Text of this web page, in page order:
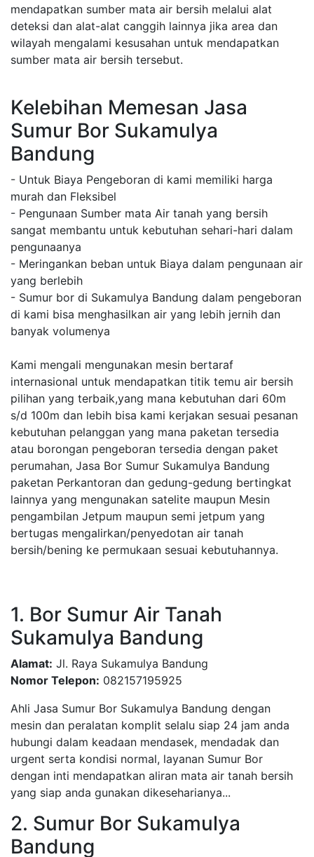
mendapatkan sumber mata air bersih melalui alat
deteksi dan alat-alat canggih lainnya jika area dan
wilayah mengalami kesusahan untuk mendapatkan
sumber mata air bersih tersebut.
Kelebihan Memesan Jasa
Sumur Bor Sukamulya
Bandung
- Untuk Biaya Pengeboran di kami memiliki harga
murah dan Fleksibel
- Pengunaan Sumber mata Air tanah yang bersih
sangat membantu untuk kebutuhan sehari-hari dalam
pengunaanya
- Meringankan beban untuk Biaya dalam pengunaan air
yang berlebih
- Sumur bor di Sukamulya Bandung dalam pengeboran
di kami bisa menghasilkan air yang lebih jernih dan
banyak volumenya
Kami mengali mengunakan mesin bertaraf
internasional untuk mendapatkan titik temu air bersih
pilihan yang terbaik,yang mana kebutuhan dari 60m
s/d 100m dan lebih bisa kami kerjakan sesuai pesanan
kebutuhan pelanggan yang mana paketan tersedia
atau borongan pengeboran tersedia dengan paket
perumahan, Jasa Bor Sumur Sukamulya Bandung
paketan Perkantoran dan gedung-gedung bertingkat
lainnya yang mengunakan satelite maupun Mesin
pengambilan Jetpum maupun semi jetpum yang
bertugas mengalirkan/penyedotan air tanah
bersih/bening ke permukaan sesuai kebutuhannya.
1. Bor Sumur Air Tanah
Sukamulya Bandung
Alamat: Jl. Raya Sukamulya Bandung
Nomor Telepon: 082157195925
Ahli Jasa Sumur Bor Sukamulya Bandung dengan
mesin dan peralatan komplit selalu siap 24 jam anda
hubungi dalam keadaan mendasek, mendadak dan
urgent serta kondisi normal, layanan Sumur Bor
dengan inti mendapatkan aliran mata air tanah bersih
yang siap anda gunakan dikeseharianya...
2. Sumur Bor Sukamulya
Bandung